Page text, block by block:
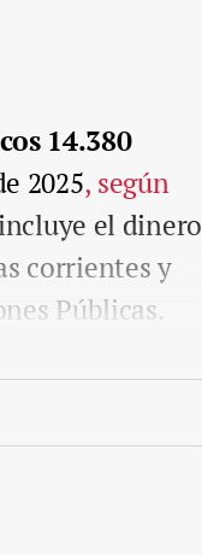
14.380
2025, según
el dinero
corrientes y
Públicas.